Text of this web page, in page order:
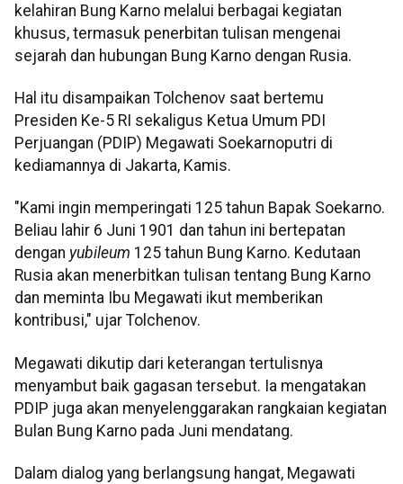
kelahiran Bung Karno melalui berbagai kegiatan
khusus, termasuk penerbitan tulisan mengenai
sejarah dan hubungan Bung Karno dengan Rusia.
Hal itu disampaikan Tolchenov saat bertemu
Presiden Ke-5 RI sekaligus Ketua Umum PDI
Perjuangan (PDIP) Megawati Soekarnoputri di
kediamannya di Jakarta, Kamis.
"Kami ingin memperingati 125 tahun Bapak Soekarno.
Beliau lahir 6 Juni 1901 dan tahun ini bertepatan
dengan yubileum 125 tahun Bung Karno. Kedutaan
Rusia akan menerbitkan tulisan tentang Bung Karno
dan meminta Ibu Megawati ikut memberikan
kontribusi," ujar Tolchenov.
Megawati dikutip dari keterangan tertulisnya
menyambut baik gagasan tersebut. Ia mengatakan
PDIP juga akan menyelenggarakan rangkaian kegiatan
Bulan Bung Karno pada Juni mendatang.
Dalam dialog yang berlangsung hangat, Megawati